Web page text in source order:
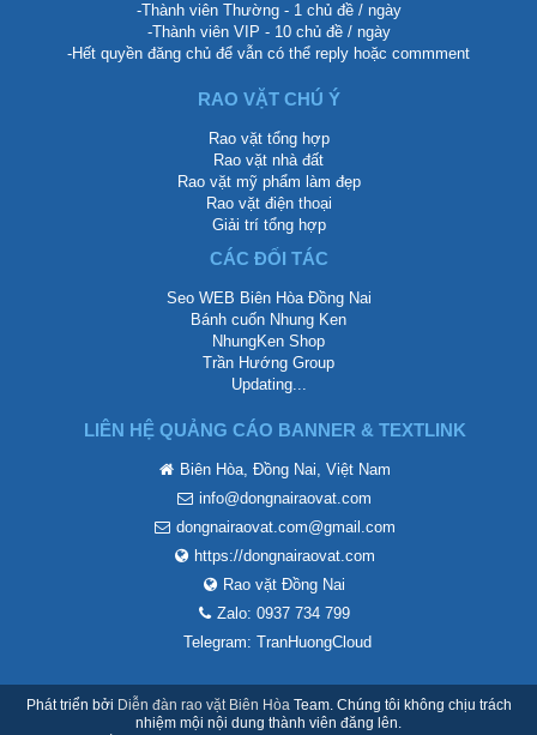
-Thành viên Thường - 1 chủ đề / ngày
-Thành viên VIP - 10 chủ đề / ngày
-Hết quyền đăng chủ để vẫn có thể reply hoặc commment
RAO VẶT CHÚ Ý
Rao vặt tổng hợp
Rao vặt nhà đất
Rao vặt mỹ phẩm làm đẹp
Rao vặt điện thoại
Giải trí tổng hợp
CÁC ĐỐI TÁC
Seo WEB Biên Hòa Đồng Nai
Bánh cuốn Nhung Ken
NhungKen Shop
Trần Hướng Group
Updating...
LIÊN HỆ QUẢNG CÁO BANNER & TEXTLINK
Biên Hòa, Đồng Nai, Việt Nam
info@dongnairaovat.com
dongnairaovat.com@gmail.com
https://dongnairaovat.com
Rao vặt Đồng Nai
Zalo: 0937 734 799
Telegram: TranHuongCloud
Phát triển bởi Diễn đàn rao vặt Biên HòaTeam. Chúng tôi không chịu trách
nhiệm mội nội dung thành viên đăng lên.